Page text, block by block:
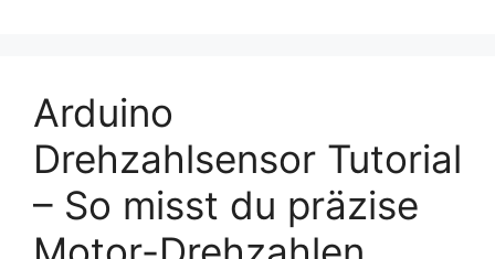
Arduino
Drehzahlsensor Tutorial
– So misst du präzise